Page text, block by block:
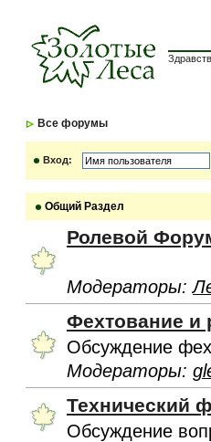
Все форумы
Вход:
Общий Раздел
Ролевой
Модераторы:
Фехтование и
Обсуждение
Модераторы:
Технический
Обсуждение